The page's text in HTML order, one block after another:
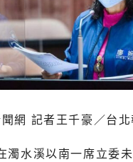
網 記者王千豪／台北
濁水溪以南一席立委